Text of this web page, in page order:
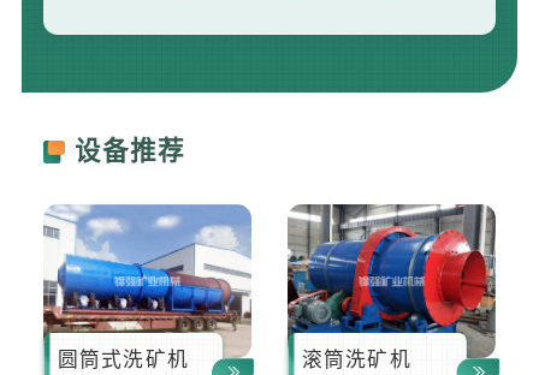
设备推荐
圆筒式洗矿机 滚筒洗矿机